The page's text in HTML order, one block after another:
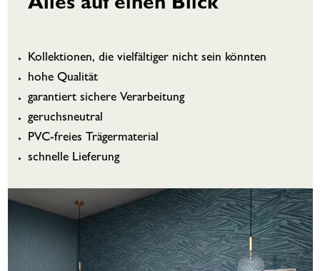
Alles auf einen Blick
Kollektionen, die vielfältiger nicht sein könnten
hohe Qualität
garantiert sichere Verarbeitung
geruchsneutral
PVC-freies Trägermaterial
schnelle Lieferung